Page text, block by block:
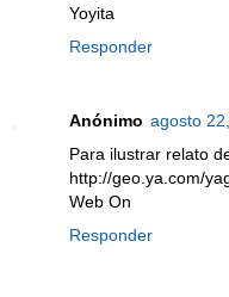
Yoyita
Responder
Anónimo agosto
Para ilustrar relato
http://geo.ya.com/
Web On
Responder